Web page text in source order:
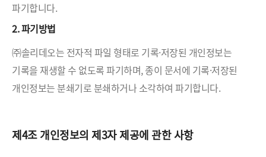
파기합니다.
2. 파기방법
㈜솔리데오는 전자적 파일 형태로 기록·저장된 개인정보는
기록을 재생할 수 없도록 파기하며, 종이 문서에 기록·저장된
개인정보는 분쇄기로 분쇄하거나 소각하여 파기합니다.
제4조 개인정보의 제3자 제공에 관한 사항